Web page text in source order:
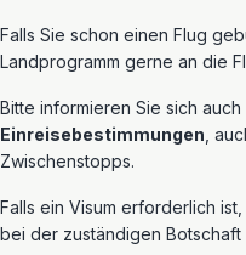
Falls Sie schon einen Flug
Landprogramm gerne an die
Bitte informieren Sie sich
Einreisebestimmungen ,
Zwischenstopps.
Falls ein Visum erforderlich
bei der zuständigen Botschaft